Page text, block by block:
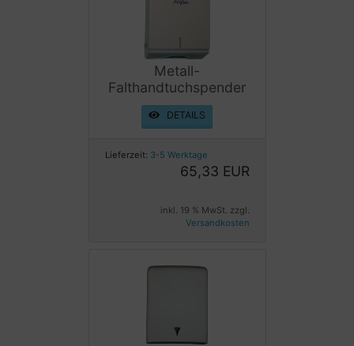
Metall-
Falthandtuchspender
DETAILS
Lieferzeit: 3-5 Werktage
65,33 EUR
inkl. 19 % MwSt. zzgl.
Versandkosten